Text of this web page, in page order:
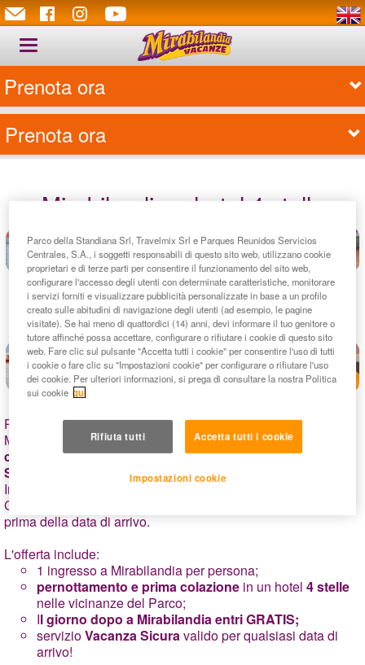
Toggle
navigation
Prenota ora
Prenota ora
Mirabilandia + hotel 4 stelle
Per i più esigenti, che oltre al divertimento del parco
Mirabilandia, vogliono anche soggiornare nelmassimo
comfort e relax, abbiamo preparato una speciale
Superofferta a
4 stelle a prezzi eccezionali!
Inoltre,
su tutte le prenotazioni la Vacanza Sicura è inclusa
Cancellazione gratuita e rimborso del 100% fino a 4 giorni
prima della data di arrivo.
L'offerta include:
1 ingresso a Mirabilandia per persona;
pernottamento e prima colazione in un hotel 4 stelle
nelle vicinanze del Parco;
Il giorno dopo a Mirabilandia entri GRATIS;
servizioVacanza Sicuravalido per qualsiasi data di
arrivo!
Parco della Standiana Srl, Travelmix Srl e Parques Reunidos Servicios
Centrales, S.A., i soggetti responsabili di questo sito web, utilizzano cookie
proprietari e di terze parti per consentire il funzionamento del sito web,
configurare l'accesso degli utenti con determinate caratteristiche, monitorare
i servizi forniti e visualizzare pubblicità personalizzate in base a un profilo
creato sulle abitudini di navigazione degli utenti (ad esempio, le pagine
visitate). Se hai meno di quattordici (14) anni, devi informare il tuo genitore o
tutore affinché possa accettare, configurare o rifiutare i cookie di questo sito
web. Fare clic sul pulsante "Accetta tutti i cookie" per consentire l'uso di tutti
i cookie o fare clic su "Impostazioni cookie" per configurare o rifiutare l'uso
dei cookie. Per ulteriori informazioni, si prega di consultare la nostra Politica
sui cookie qui
Rifiuta tutti Accetta tutti i cookie
Impostazioni cookie